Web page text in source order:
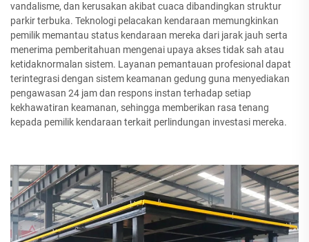
vandalisme, dan kerusakan akibat cuaca dibandingkan struktur
parkir terbuka. Teknologi pelacakan kendaraan memungkinkan
pemilik memantau status kendaraan mereka dari jarak jauh serta
menerima pemberitahuan mengenai upaya akses tidak sah atau
ketidaknormalan sistem. Layanan pemantauan profesional dapat
terintegrasi dengan sistem keamanan gedung guna menyediakan
pengawasan 24 jam dan respons instan terhadap setiap
kekhawatiran keamanan, sehingga memberikan rasa tenang
kepada pemilik kendaraan terkait perlindungan investasi mereka.